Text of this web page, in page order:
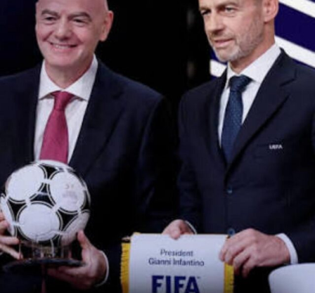
Atalanta 0-2 RB Leipzig (ida 1-1)
Lyon 0-0 West Ham (ida 1-1)
FC Barcelona 2-3 Eintracht Frankfurt (ida 1-1)
Glasgow Rangers 3-1 Braga (ida 0-1)
Conecta con Enfoque Now en todas nuestras Redes
Sociales:
Instagram :
Facebook:
@EnfoqueNow
Twitter:@EnfoqueNow
Youtube:@EnfoqueNow